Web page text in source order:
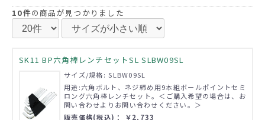
10件の商品が見つかりました
SK11 BP六角棒レンチセットSL SLBW09SL
サイズ/規格: SLBW09SL
用途:六角ボルト、ネジ締め用9本組ボールポイントセミ
ロング六角棒レンチセット。＜ご購入希望の場合は、お
問い合わせよりお問い合わせください。＞
販売価格(税込)： ￥2,733